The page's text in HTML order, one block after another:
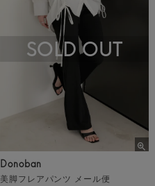
Donoban
美脚フレアパンツ メール便
SOLD OUT